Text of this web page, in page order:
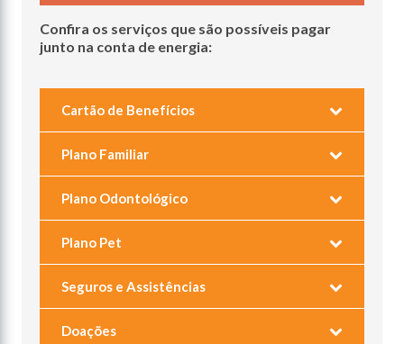
Confira os serviços que são possíveis pagar
junto na conta de energia:
Cartão de Benefícios
Plano Familiar
Plano Odontológico
Plano Pet
Seguros e Assistências
Doações